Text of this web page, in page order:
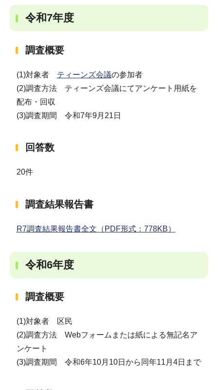
令和7年度
調査概要
(1)対象者 ティーンズ会議の参加者
(2)調査方法 ティーンズ会議にてアンケート用紙を
配布・回収
(3)調査期間 令和7年9月21日
回答数
20件
調査結果報告書
R7調査結果報告書全文（PDF形式：778KB）
令和6年度
調査概要
(1)対象者 区民
(2)調査方法 Webフォームまたは紙による無記名ア
ンケート
(3)調査期間 令和6年10月10日から同年11月4日まで